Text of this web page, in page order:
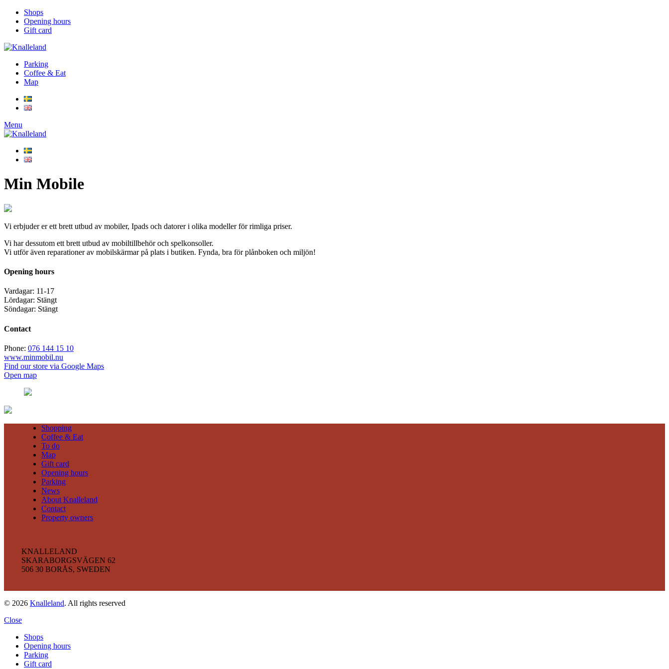
Shops
Opening hours
Gift card
Parking
Coffee & Eat
Map
Menu
Min Mobile
Vi erbjuder er ett brett utbud av mobiler, Ipads och datorer i olika modeller för rimliga priser.
Vi har dessutom ett brett utbud av mobiltillbehör och spelkonsoller.
Vi utför även reparationer av mobilskärmar på plats i butiken. Fynda, bra för plånboken och miljön!
Opening hours
Vardagar: 11-17
Lördagar: Stängt
Söndagar: Stängt
Contact
Phone: 076 144 15 10
www.minmobil.nu
Find our store via Google Maps
Open map
Shopping
Coffee & Eat
To do
Map
Gift card
Opening hours
Parking
News
About Knalleland
Contact
Property owners
KNALLELAND
SKARABORGSVÄGEN 62
506 30 BORÅS, SWEDEN
© 2026 Knalleland. All rights reserved
Close
Shops
Opening hours
Parking
Gift card